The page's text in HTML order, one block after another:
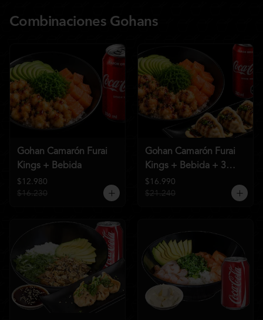
Combinaciones Gohans
Gohan Camarón Furai
Kings + Bebida
$12.980
$16.230
Gohan Camarón Furai
Kings + Bebida + 3
Unid de Gyozas Nikkei
$16.990
$21.240